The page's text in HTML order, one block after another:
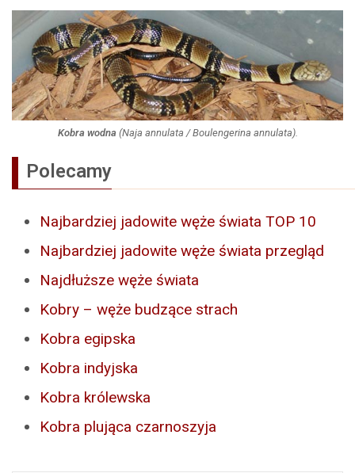
Kobra wodna (Naja annulata /Boulengerina annulata).
Polecamy
Najbardziej jadowite węże świata TOP 10
Najbardziej jadowite węże świata przegląd
Najdłuższe węże świata
Kobry – węże budzące strach
Kobra egipska
Kobra indyjska
Kobra królewska
Kobra plująca czarnoszyja